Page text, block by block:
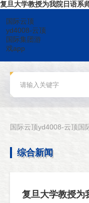
复旦大学教授为我院日语系
国际云顶
yd4008-云顶
国际集团游
戏app
国际云顶yd4008-云顶国
综合新闻
复旦大学教授为